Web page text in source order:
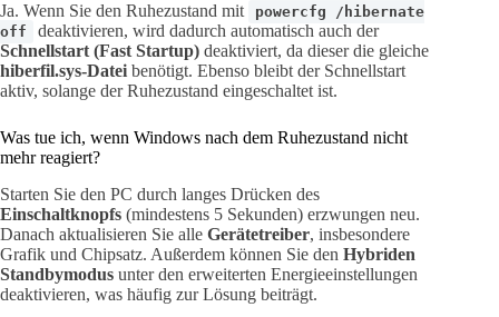
Ja. Wenn Sie den Ruhezustand mit
powercfg /hibernate
off
deaktivieren, wird dadurch automatisch auch der
Schnellstart (Fast Startup) deaktiviert, da dieser die gleiche
hiberfil.sys-Datei benötigt. Ebenso bleibt der Schnellstart
aktiv, solange der Ruhezustand eingeschaltet ist.
Was tue ich, wenn Windows nach dem Ruhezustand nicht
mehr reagiert?
Starten Sie den PC durch langes Drücken des
Einschaltknopfs (mindestens 5 Sekunden) erzwungen neu.
Danach aktualisieren Sie alle Gerätetreiber, insbesondere
Grafik und Chipsatz. Außerdem können Sie den Hybriden
Standbymodus unter den erweiterten Energieeinstellungen
deaktivieren, was häufig zur Lösung beiträgt.